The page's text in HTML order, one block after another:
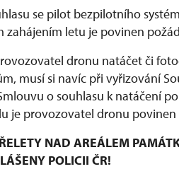
se pilot bezpilotního
zahájením letu je povinen
dronu natáčet či
musí si navíc při vyřizování
o souhlasu k natáčení
je provozovatel dronu
NAD AREÁLEM
POLICII ČR!